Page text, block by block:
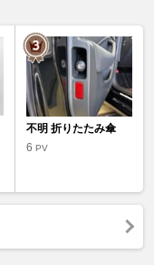
不明 折りたたみ傘
6 PV